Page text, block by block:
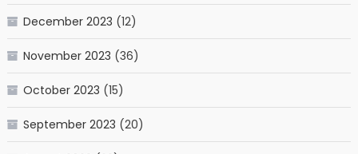
December 2023 (12)
November 2023 (36)
October 2023 (15)
September 2023 (20)